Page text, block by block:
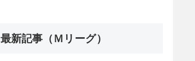
最新記事（Ｍリーグ）